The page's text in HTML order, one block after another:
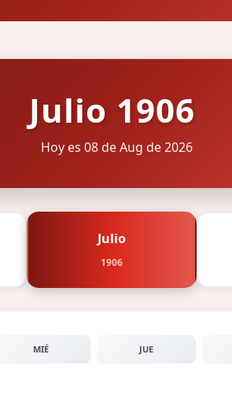
Julio 1906
Hoy es 08 de Aug de 2026
Julio
1906
MIÉ JUE